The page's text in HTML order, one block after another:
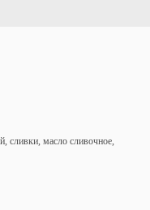
сливки, масло сливочное,